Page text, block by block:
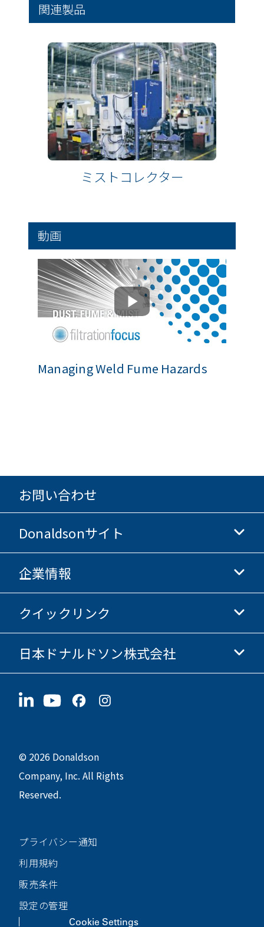
関連製品
ミストコレクター
動画
Managing Weld Fume Hazards
お問い合わせ
Donaldsonサイト
Donaldsonライフサイエンス
Donaldsonオンラインストア
企業情報
企業情報
倫理・コンプライアンス
採用情報
クイックリンク
投資家情報
サプライヤー情報
サステナビリティ
日本ドナルドソン株式会社
〒190-0022
© 2026 Donaldson
Company, Inc. All Rights
Reserved.
プライバシー通知
利用規約
販売条件
設定の管理
Cookie Settings